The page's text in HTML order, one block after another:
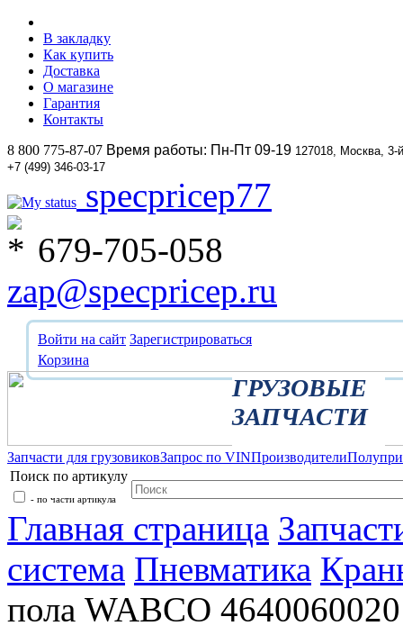
В закладку
Как купить
Доставка
О магазине
Гарантия
Контакты
8 800 775-87-07 Время работы: Пн-Пт 09-19 127018, Москва,
+7 (499) 346-03-17
specpricep77
679-705-058
zap@specpricep.ru
Войти на сайт Зарегистрироваться
Корзина
ГРУЗОВЫЕ
ЗАПЧАСТИ
Запчасти для грузовиковЗапрос по VINПроизводители
Поиск по артикулу
- по части артикула
Главная страница
система Пневматика
пола WABCO 4640060020